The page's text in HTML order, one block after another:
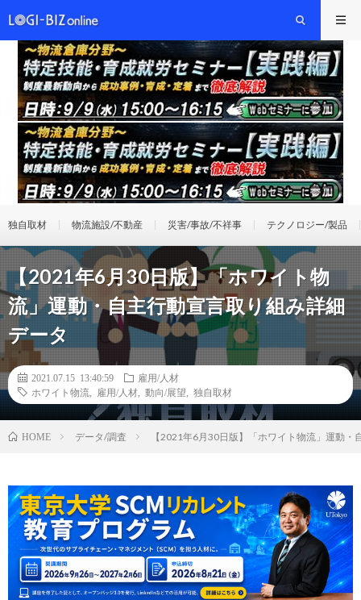
独自取材 物流施設/不動産 災害/事故/不祥事 テクノロジー/製品
【2021年6月30日版】「ホワイト物
流」運動・自主行動宣言取り組み詳細
データ
2021.07.15 13:40:59
雇用/人材
ホワイト物流
雇用/人材 動向/展望 独自取材
HOME データ/調査 【2021年6月30日版】「ホワイト物流」運動